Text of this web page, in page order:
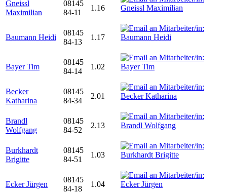
Gneissl
Maximilian
08145
84-11
1.16
Baumann Heidi
08145
84-13
1.17
Bayer Tim
08145
84-14
1.02
Becker
Katharina
08145
84-34
2.01
Brandl
Wolfgang
08145
84-52
2.13
Burkhardt
Brigitte
08145
84-51
1.03
Ecker Jürgen
08145
84-18
1.04